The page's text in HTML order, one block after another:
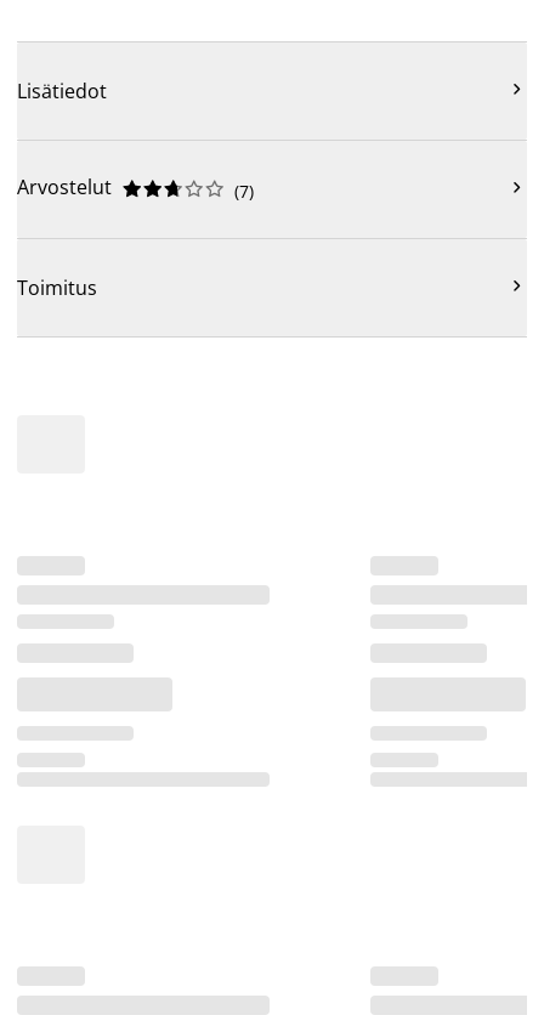
Lisätiedot 
Arvostelut 




 (7) 
Toimitus 